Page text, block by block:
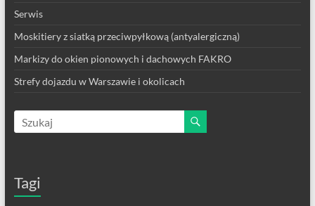
Serwis
Moskitiery z siatką przeciwpyłkową (antyalergiczną)
Markizy do okien pionowych i dachowych FAKRO
Strefy dojazdu w Warszawie i okolicach
Tagi